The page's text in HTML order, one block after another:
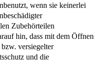
wenn sie keinerlei
Zubehörteilen
hin, dass mit dem Öffnen
versiegelter
und die